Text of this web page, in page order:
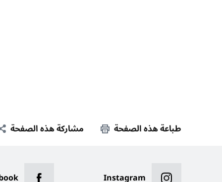
طباعة هذه الصفحة مشاركة هذه الصفحة
Instagram